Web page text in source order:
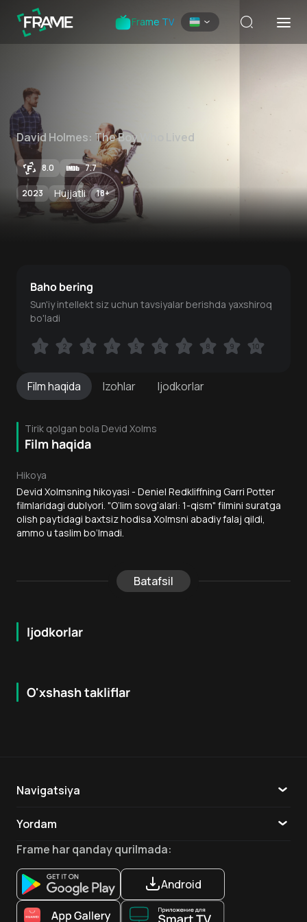
Frame TV
David Holmes: The Boy Who Lived
8.0 7.7
2023 Hujjatli 18+
Filmhaqida Izohlar Ijodkorlar
Tirik qolgan bola Devid Xolms
Film haqida
Hikoya
Devid Xolmsning hikoyasi - Deniel Redkliffning Garri Potter
filmlaridagi dublyori. "O‘lim sovg‘alari: 1-qism" filmini suratga
olish paytidagi baxtsiz hodisa Xolmsni abadiy falaj qildi,
ammo u taslim bo‘lmadi.
Batafsil
Ijodkorlar
Baho bering
Sun'iy intellekt siz uchun tavsiyalar berishda yaxshiroq
bo'ladi
1 2 3 4 5 6 7 8 9 10
1 2 3 4 5 6 7 8 9 10
O'xshash takliflar
16 + 8.1
Navigatsiya
Yordam
Aloqa
Ilovalar
Frame har qanday qurilmada:
Android